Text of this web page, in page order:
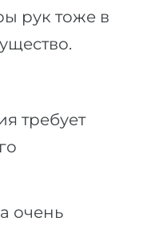
рук тоже в
требует
очень